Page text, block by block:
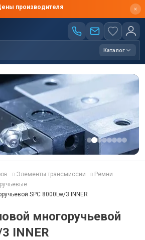
производителя
Каталог
Элементы трансмиссии
Ремни
SPC 8000Lw/3 INNER
многоручьевой
INNER